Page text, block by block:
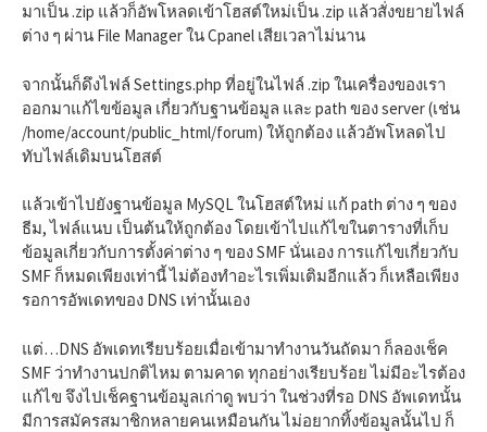
มาเป็น .zip แล้วก็อัพโหลดเข้าโฮสต์ใหม่เป็น .zip แล้วสั่งขยายไฟล์
ต่าง ๆ ผ่าน File Manager ใน Cpanel เสียเวลาไม่นาน
จากนั้นก็ดึงไฟล์ Settings.php ที่อยู่ในไฟล์ .zip ในเครื่องของเรา
ออกมาแก้ไขข้อมูล เกี่ยวกับฐานข้อมูล และ path ของ server (เช่น
/home/account/public_html/forum) ให้ถูกต้อง แล้วอัพโหลดไป
ทับไฟล์เดิมบนโฮสต์
แล้วเข้าไปยังฐานข้อมูล MySQL ในโฮสต์ใหม่ แก้ path ต่าง ๆ ของ
ธีม, ไฟล์แนบ เป็นต้นให้ถูกต้อง โดยเข้าไปแก้ไขในตารางที่เก็บ
ข้อมูลเกี่ยวกับการตั้งค่าต่าง ๆ ของ SMF นั่นเอง การแก้ไขเกี่ยวกับ
SMF ก็หมดเพียงเท่านี้ ไม่ต้องทำอะไรเพิ่มเติมอีกแล้ว ก็เหลือเพียง
รอการอัพเดทของ DNS เท่านั้นเอง
แต่…DNS อัพเดทเรียบร้อยเมื่อเข้ามาทำงานวันถัดมา ก็ลองเช็ค
SMF ว่าทำงานปกติไหม ตามคาด ทุกอย่างเรียบร้อย ไม่มีอะไรต้อง
แก้ไข จึงไปเช็คฐานข้อมูลเก่าดู พบว่า ในช่วงที่รอ DNS อัพเดทนั้น
มีการสมัครสมาชิกหลายคนเหมือนกัน ไม่อยากทิ้งข้อมูลนั้นไป ก็